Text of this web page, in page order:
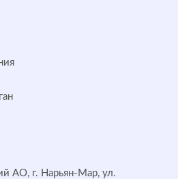
АО, г. Нарьян-Мар, ул.